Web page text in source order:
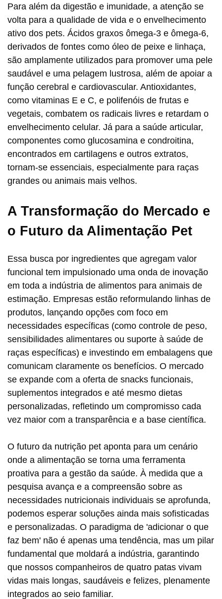
Para além da digestão e imunidade, a atenção se
volta para a qualidade de vida e o envelhecimento
ativo dos pets. Ácidos graxos ômega-3 e ômega-6,
derivados de fontes como óleo de peixe e linhaça,
são amplamente utilizados para promover uma pele
saudável e uma pelagem lustrosa, além de apoiar a
função cerebral e cardiovascular. Antioxidantes,
como vitaminas E e C, e polifenóis de frutas e
vegetais, combatem os radicais livres e retardam o
envelhecimento celular. Já para a saúde articular,
componentes como glucosamina e condroitina,
encontrados em cartilagens e outros extratos,
tornam-se essenciais, especialmente para raças
grandes ou animais mais velhos.
A Transformação do Mercado e
o Futuro da Alimentação Pet
Essa busca por ingredientes que agregam valor
funcional tem impulsionado uma onda de inovação
em toda a indústria de alimentos para animais de
estimação. Empresas estão reformulando linhas de
produtos, lançando opções com foco em
necessidades específicas (como controle de peso,
sensibilidades alimentares ou suporte à saúde de
raças específicas) e investindo em embalagens que
comunicam claramente os benefícios. O mercado
se expande com a oferta de snacks funcionais,
suplementos integrados e até mesmo dietas
personalizadas, refletindo um compromisso cada
vez maior com a transparência e a base científica.
O futuro da nutrição pet aponta para um cenário
onde a alimentação se torna uma ferramenta
proativa para a gestão da saúde. À medida que a
pesquisa avança e a compreensão sobre as
necessidades nutricionais individuais se aprofunda,
podemos esperar soluções ainda mais sofisticadas
e personalizadas. O paradigma de 'adicionar o que
faz bem' não é apenas uma tendência, mas um pilar
fundamental que moldará a indústria, garantindo
que nossos companheiros de quatro patas vivam
vidas mais longas, saudáveis e felizes, plenamente
integrados ao seio familiar.